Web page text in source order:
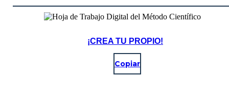
¡CREA TU PROPIO!
Copiar